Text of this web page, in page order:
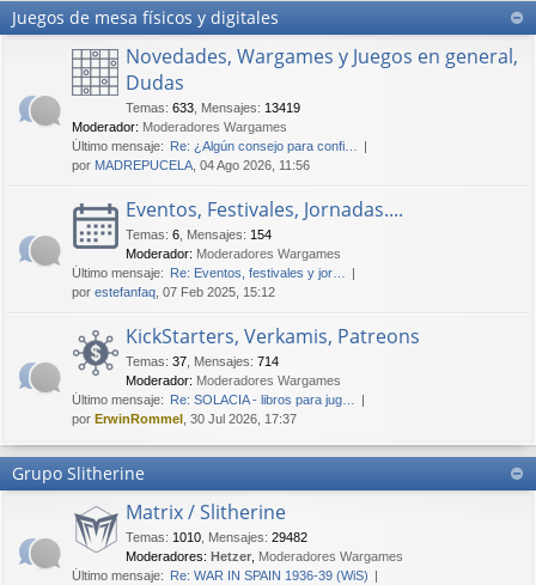
Juegos de mesa físicos y digitales
Novedades, Wargames y Juegos en general,
Dudas
Temas: 633 Mensajes: 13419
Moderador: Moderadores Wargames
Último mensaje: Re: ¿Algún consejo para confi…
por MADREPUCELA , 04 Ago 2026, 11:56
Eventos, Festivales, Jornadas....
Temas: 6 Mensajes: 154
Moderador: Moderadores Wargames
Último mensaje: Re: Eventos, festivales y jor…
por estefanfaq , 07 Feb 2025, 15:12
KickStarters, Verkamis, Patreons
Temas: 37 Mensajes: 714
Moderador: Moderadores Wargames
Último mensaje: Re: SOLACIA - libros para jug…
por ErwinRommel , 30 Jul 2026, 17:37
Grupo Slitherine
Matrix / Slitherine
Temas: 1010 Mensajes: 29482
Moderadores: Hetzer Moderadores Wargames
Último mensaje: Re: WAR IN SPAIN 1936-39 (WiS)